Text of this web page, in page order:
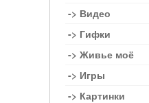
-> Видео
-> Гифки
-> Живье моё
-> Игры
-> Картинки